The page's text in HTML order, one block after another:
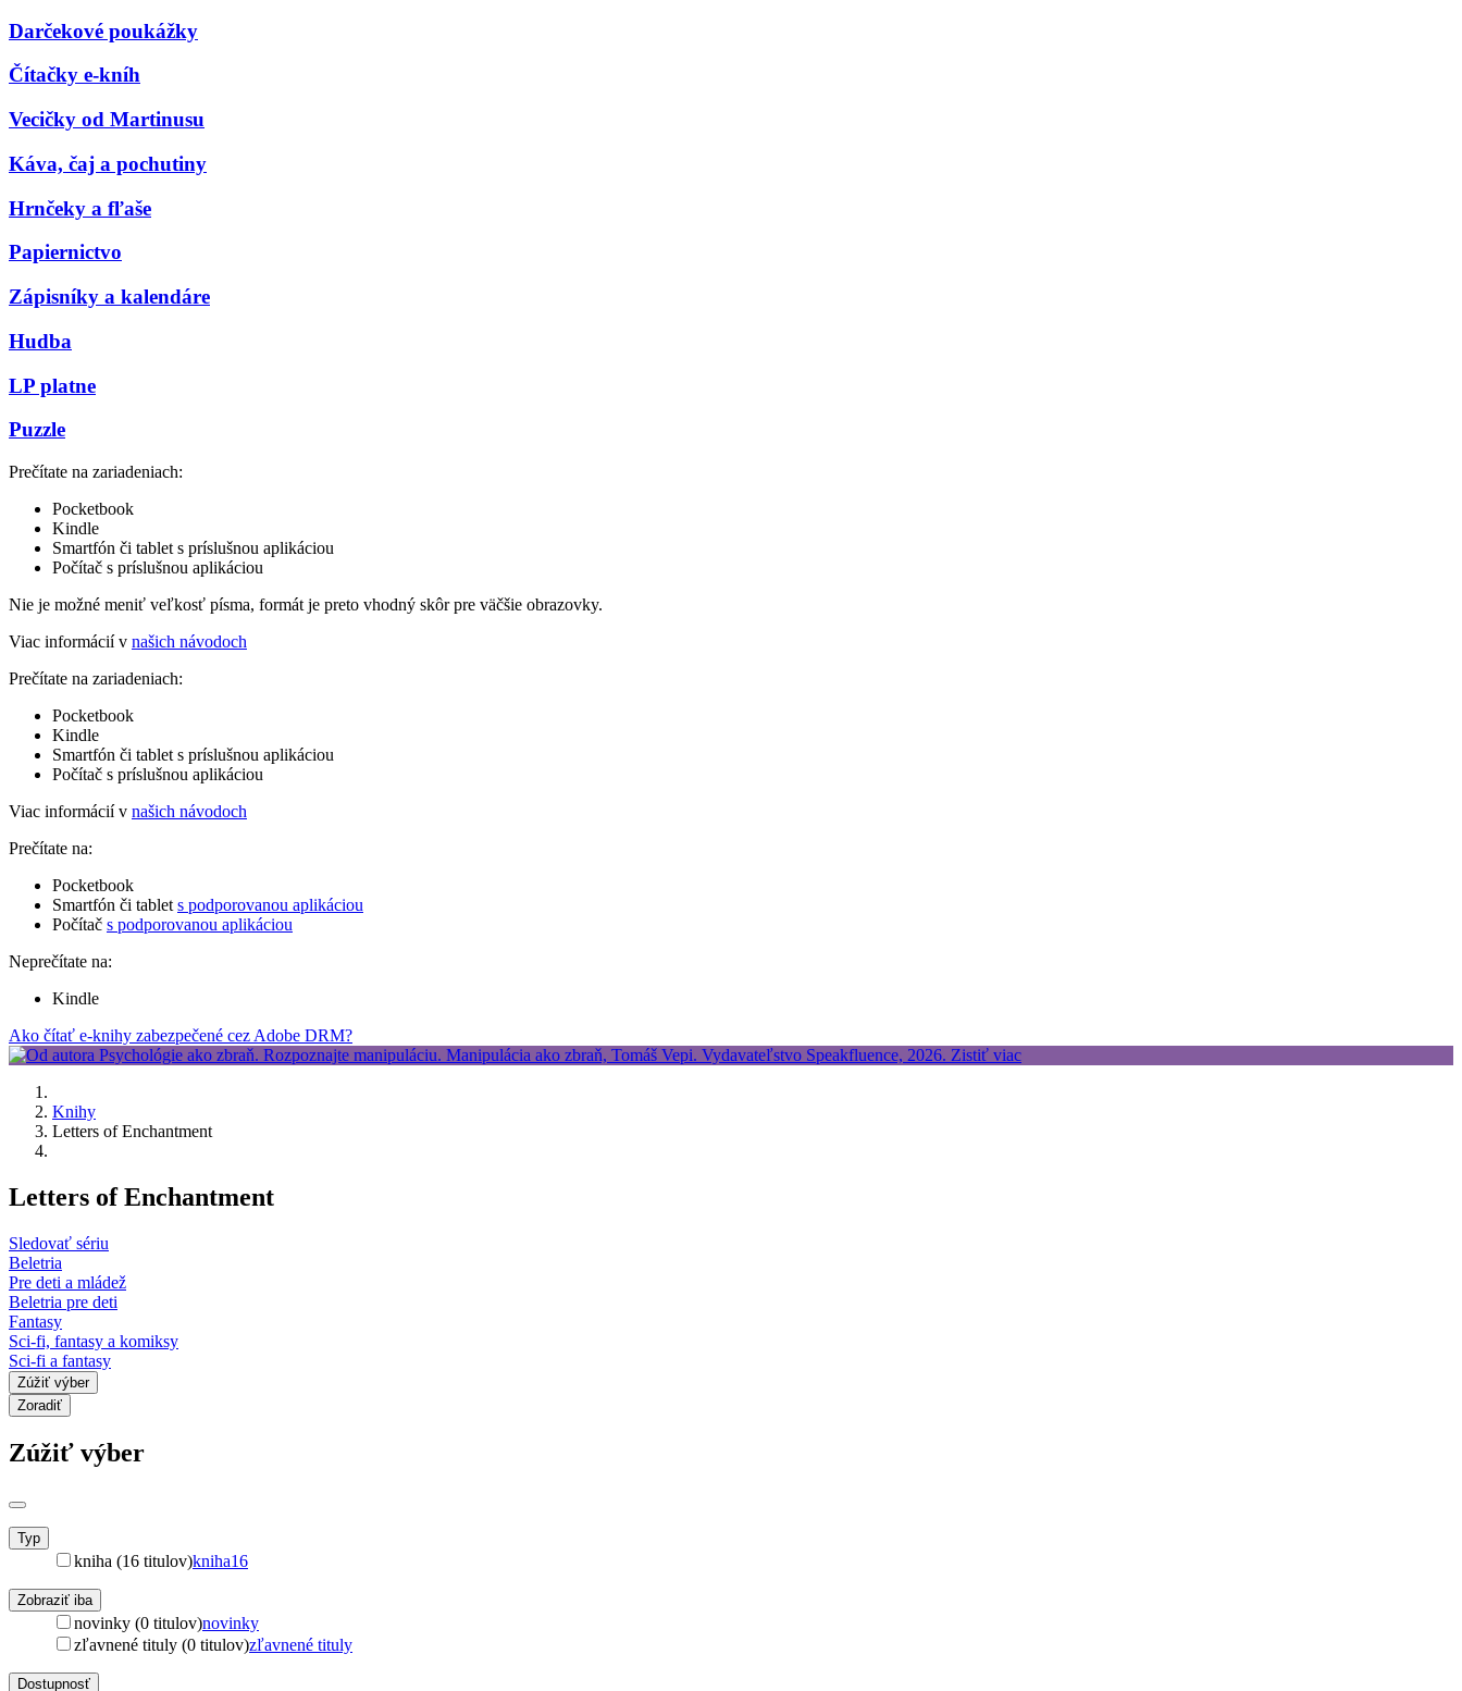
Darčekové poukážky
Čítačky e-kníh
Vecičky od Martinusu
Káva, čaj a pochutiny
Hrnčeky a fľaše
Papiernictvo
Zápisníky a kalendáre
Hudba
LP platne
Puzzle
Prečítate na zariadeniach:
Pocketbook
Kindle
Smartfón či tablet s príslušnou aplikáciou
Počítač s príslušnou aplikáciou
Nie je možné meniť veľkosť písma, formát je preto vhodný skôr pre väčšie obrazovky.
Viac informácií v našich návodoch
Prečítate na zariadeniach:
Pocketbook
Kindle
Smartfón či tablet s príslušnou aplikáciou
Počítač s príslušnou aplikáciou
Viac informácií v našich návodoch
Prečítate na:
Pocketbook
Smartfón či tablet s podporovanou aplikáciou
Počítač s podporovanou aplikáciou
Neprečítate na:
Kindle
Ako čítať e-knihy zabezpečené cez Adobe DRM?
Knihy
Letters of Enchantment
Letters of Enchantment
Sledovať sériu
Beletria
Pre deti a mládež
Beletria pre deti
Fantasy
Sci-fi, fantasy a komiksy
Sci-fi a fantasy
Zúžiť výber
Zoradiť
Zúžiť výber
Typ
kniha (16 titulov)kniha16
Zobraziť iba
novinky (0 titulov)novinky
zľavnené tituly (0 titulov)zľavnené tituly
Dostupnosť